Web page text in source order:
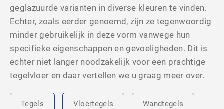
geglazuurde varianten in diverse kleuren te vinden.
Echter, zoals eerder genoemd, zijn ze tegenwoordig
minder gebruikelijk in deze vorm vanwege hun
specifieke eigenschappen en gevoeligheden. Dit is
echter niet langer noodzakelijk voor een prachtige
tegelvloer en daar vertellen we u graag meer over.
Tegels Vloertegels Wandtegels